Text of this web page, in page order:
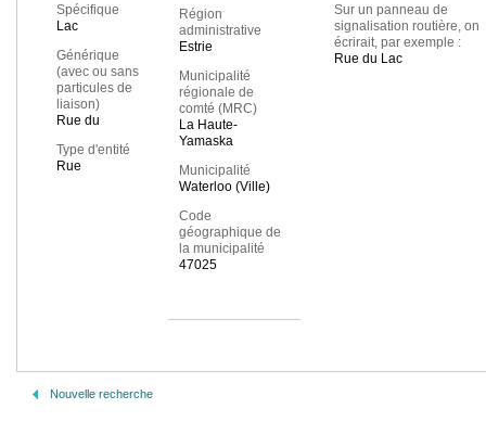
Spécifique
Lac
Générique
(avec ou sans
particules de
liaison)
Rue du
Type d'entité
Rue
Région
administrative
Estrie
Municipalité
régionale de
comté (MRC)
La Haute-
Yamaska
Municipalité
Waterloo (Ville)
Code
géographique de
la municipalité
47025
Sur un panneau de
signalisation routière, on
écrirait, par exemple :
Rue du Lac
Nouvelle recherche